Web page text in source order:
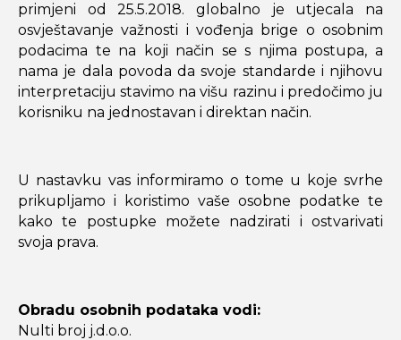
primjeni od 25.5.2018. globalno je utjecala na
osvještavanje važnosti i vođenja brige o osobnim
podacima te na koji način se s njima postupa, a
nama je dala povoda da svoje standarde i njihovu
interpretaciju stavimo na višu razinu i predočimo ju
korisniku na jednostavan i direktan način.
U nastavku vas informiramo o tome u koje svrhe
prikupljamo i koristimo vaše osobne podatke te
kako te postupke možete nadzirati i ostvarivati
svoja prava.
Obradu osobnih podataka vodi:
Nulti broj j.d.o.o.